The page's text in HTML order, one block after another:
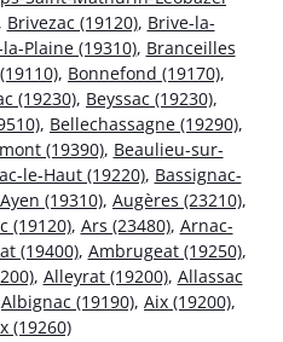
Brivezac (19120), Brive-la-
Plaine (19310), Branceilles
, Bonnefond (19170),
(19230), Beyssac (19230),
, Bellechassagne (19290),
(19390), Beaulieu-sur-
le-Haut (19220), Bassignac-
Ayen (19310), Augères (23210),
(19120), Ars (23480), Arnac-
(19400), Ambrugeat (19250),
, Alleyrat (19200), Allassac
Albignac (19190), Aix (19200),
(19260)